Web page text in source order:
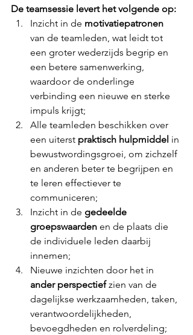
De teamsessie levert het volgende op:
Inzicht in de motivatiepatronen
van de teamleden, wat leidt tot
een groter wederzijds begrip en
een betere samenwerking,
waardoor de onderlinge
verbinding een nieuwe en sterke
impuls krijgt;
Alle teamleden beschikken over
een uiterst praktisch hulpmiddel in
bewustwordingsgroei, om zichzelf
en anderen beter te begrijpen en
te leren effectiever te
communiceren;
Inzicht in de gedeelde
groepswaarden en de plaats die
de individuele leden daarbij
innemen;
Nieuwe inzichten door het in
ander perspectief zien van de
dagelijkse werkzaamheden, taken,
verantwoordelijkheden,
bevoegdheden en rolverdeling;